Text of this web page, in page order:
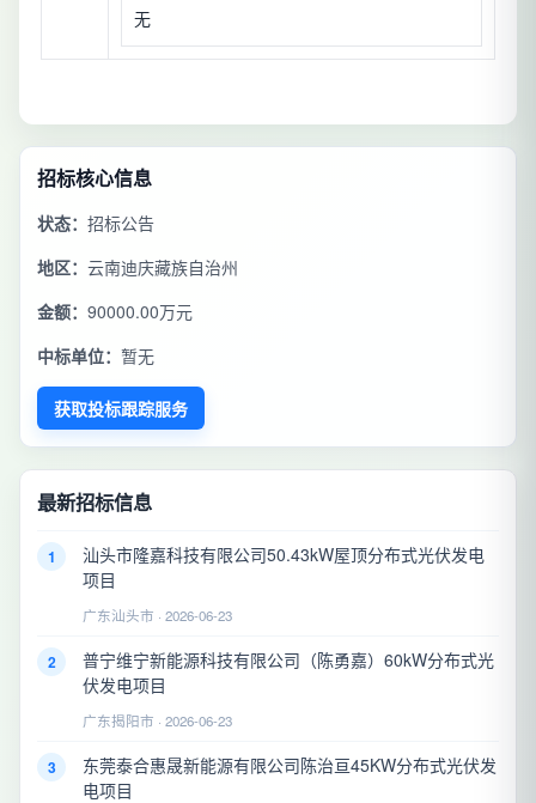
无
招标核心信息
状态： 招标公告
地区： 云南迪庆藏族自治州
金额： 90000.00万元
中标单位： 暂无
获取投标跟踪服务
最新招标信息
1
汕头市隆嘉科技有限公司50.43kW屋顶分布式光伏发电
项目
广东汕头市 · 2026-06-23
2
普宁维宁新能源科技有限公司（陈勇嘉）60kW分布式光
伏发电项目
广东揭阳市 · 2026-06-23
3
东莞泰合惠晟新能源有限公司陈治亘45KW分布式光伏发
电项目